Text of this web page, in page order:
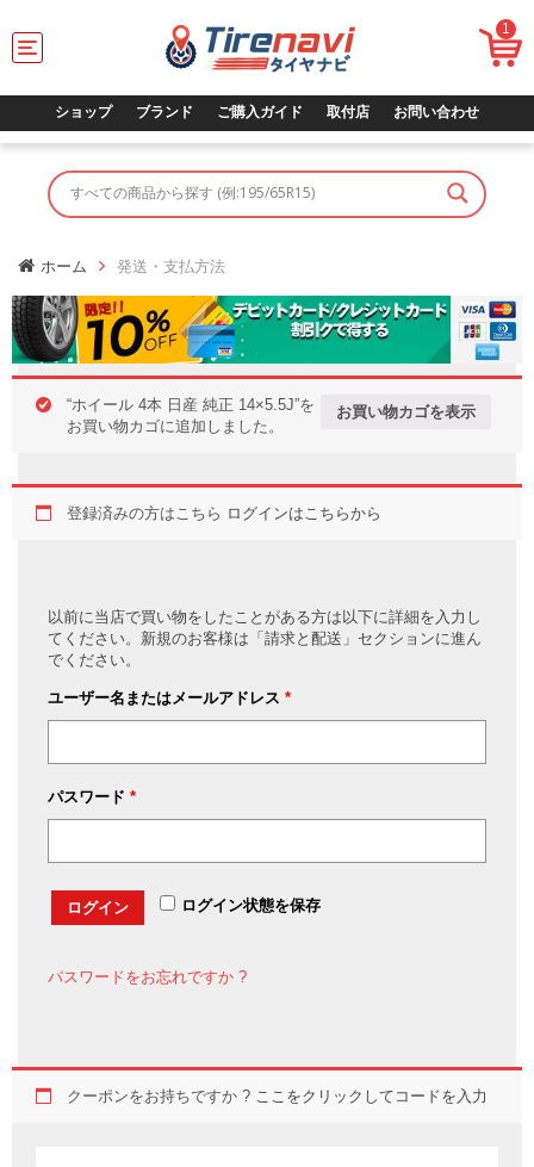
T
o
l
g
t
i
o
n
1
ショップ ブランド ご購入ガイド 取付店 お問い合わせ
ホーム 発送・支払方法
お買い物カゴを表示
“ホイール 4本 日産 純正 14×5.5J”を
お買い物カゴに追加しました。
登録済みの方はこちら ログインはこちらから
以前に当店で買い物をしたことがある方は以下に詳細を入力し
てください。新規のお客様は「請求と配送」セクションに進ん
でください。
ユーザー名またはメールアドレス *
パスワード *
ログイン状態を保存
ログイン
パスワードをお忘れですか ?
クーポンをお持ちですか ? ここをクリックしてコードを入力